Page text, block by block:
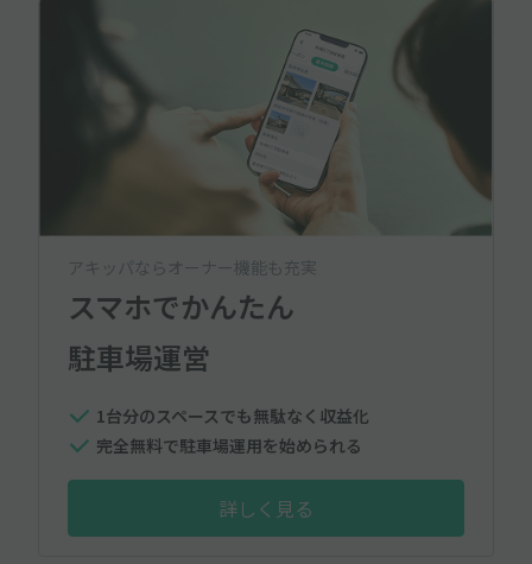
アキッパならオーナー機能も充実
スマホでかんたん
駐車場運営
1台分のスペースでも無駄なく収益化
完全無料で駐車場運用を始められる
詳しく見る